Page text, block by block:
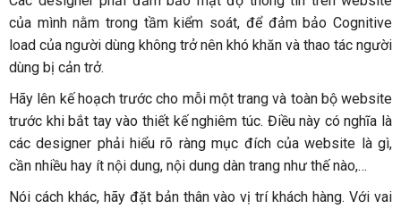
của mình nằm trong tầm kiểm soát, để đảm bảo Cognitive
load của người dùng không trở nên khó khăn và thao tác người
dùng bị cản trở.
Hãy lên kế hoạch trước cho mỗi một trang và toàn bộ website
trước khi bắt tay vào thiết kế nghiêm túc. Điều này có nghĩa là
các designer phải hiểu rõ ràng mục đích của website là gì,
cần nhiều hay ít nội dung, nội dung dàn trang như thế nào,…
Nói cách khác, hãy đặt bản thân vào vị trí khách hàng. Với vai